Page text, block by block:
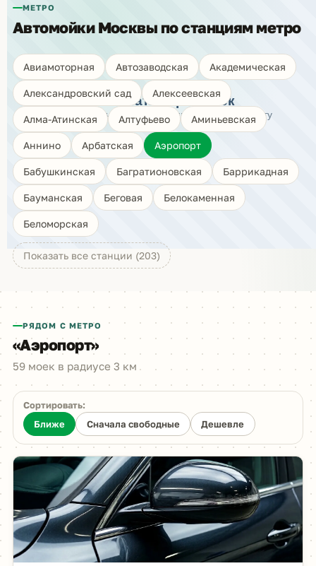
🗺️
Показать карту моек
Нажмите, чтобы открыть интерактивную карту
МЕТРО
Автомойки Москвы по станциям метро
Авиамоторная Автозаводская Академическая
Александровский сад Алексеевская
Алма-Атинская Алтуфьево Аминьевская
Аннино Арбатская Аэропорт
Бабушкинская Багратионовская Баррикадная
Бауманская Беговая Белокаменная
Беломорская
Показать все станции (203)
РЯДОМ С МЕТРО
«Аэропорт»
59 моек в радиусе 3 км
Сортировать:
Ближе
Сначала свободные Дешевле